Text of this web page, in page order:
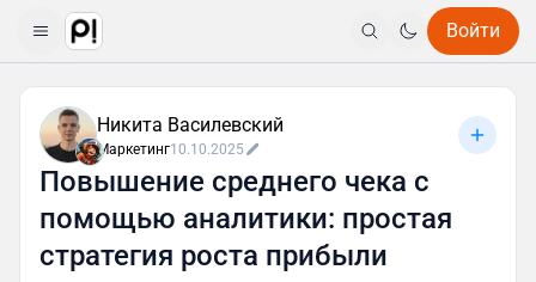
Войти
Никита Василевский
Маркетинг10.10.2025
Повышение среднего чека с
помощью аналитики: простая
стратегия роста прибыли